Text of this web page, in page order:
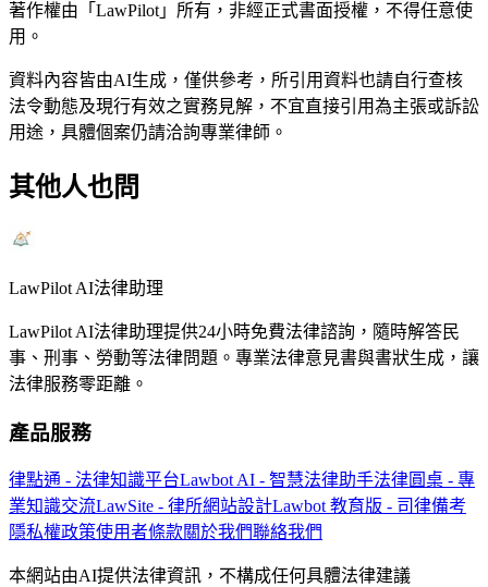
著作權由「LawPilot」所有，非經正式書面授權，不得任意使
用。
資料內容皆由AI生成，僅供參考，所引用資料也請自行查核
法令動態及現行有效之實務見解，不宜直接引用為主張或訴訟
用途，具體個案仍請洽詢專業律師。
其他人也問
LawPilot AI法律助理
LawPilot AI法律助理提供24小時免費法律諮詢，隨時解答民
事、刑事、勞動等法律問題。專業法律意見書與書狀生成，讓
法律服務零距離。
產品服務
律點通 - 法律知識平台Lawbot AI - 智慧法律助手法律圓桌 - 專
業知識交流LawSite - 律所網站設計Lawbot 教育版 - 司律備考
隱私權政策使用者條款關於我們聯絡我們
本網站由AI提供法律資訊，不構成任何具體法律建議